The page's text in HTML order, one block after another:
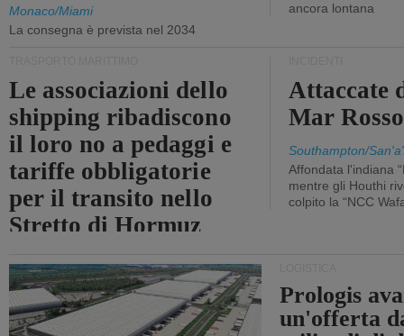
Monaco/Miami
La consegna è prevista nel 2034
ancora lontana
Le associazioni dello
shipping ribadiscono
il loro no a pedaggi e
tariffe obbligatorie
per il transito nello
Stretto di Hormuz
Attaccate
Mar Rosso
Southampton/
Affondata l'indiana
mentre gli Houthi
colpito la “NCC
Prologis
un'offerta